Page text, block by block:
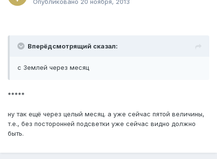
Опубликовано 20 ноября, 2013
Вперёдсмотрящий сказал:
с Землей через месяц
*****
ну так ещё через целый месяц. а уже сейчас пятой величины,
т.е., без посторонней подсветки уже сейчас видно должно
быть.